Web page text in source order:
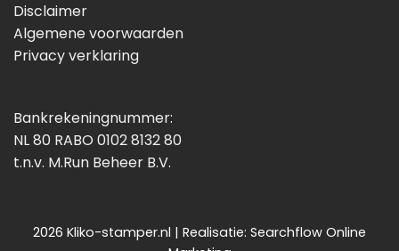
Disclaimer
Algemene voorwaarden
Privacy verklaring
Bankrekeningnummer:
NL 80 RABO 0102 8132 80
t.n.v. M.Run Beheer B.V.
2026 Kliko-stamper.nl | Realisatie: Searchflow Online